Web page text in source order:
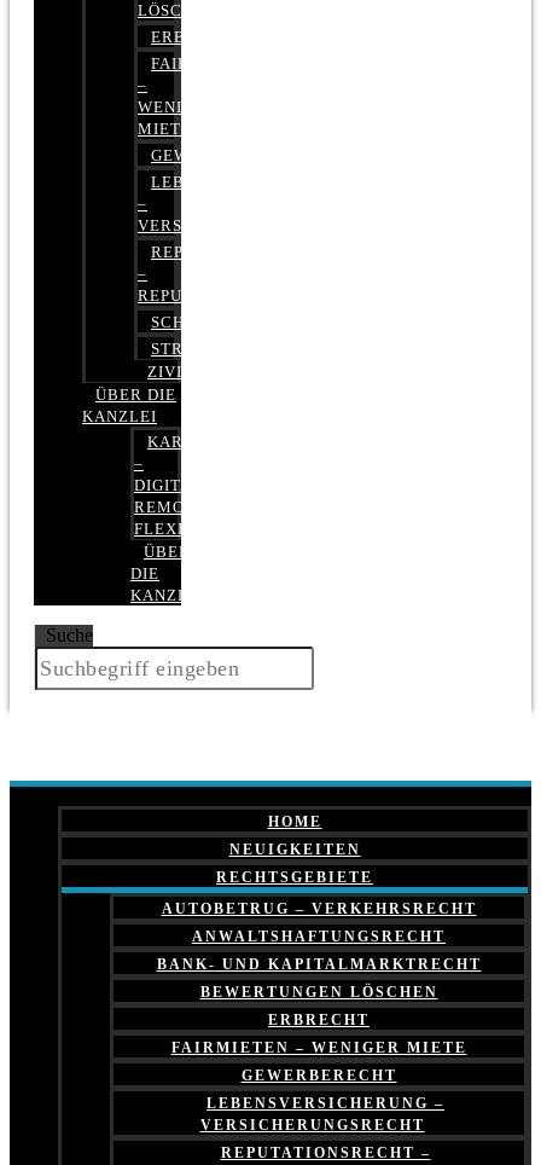
LÖSCHEN
ERBRECHT
FAIRMIETEN
–
WENIGER
MIETE
GEWERBERECHT
LEBENSVERSICHERUNG
–
VERSICHERUNGSRECHT
REPUTATIONSRECHT
–
REPUTATIONSMANAGEMENT
SCHUFARECHT
STRAFRECHT
ZIVILRECHT
ÜBER DIE
KANZLEI
KARRIERE
–
DIGITAL,
REMOTE,
FLEXIBEL
ÜBER
DIE
KANZLEI
Suche
HOME
NEUIGKEITEN
RECHTSGEBIETE
AUTOBETRUG – VERKEHRSRECHT
ANWALTSHAFTUNGSRECHT
BANK- UND KAPITALMARKTRECHT
BEWERTUNGEN LÖSCHEN
ERBRECHT
FAIRMIETEN – WENIGER MIETE
GEWERBERECHT
LEBENSVERSICHERUNG –
VERSICHERUNGSRECHT
REPUTATIONSRECHT –